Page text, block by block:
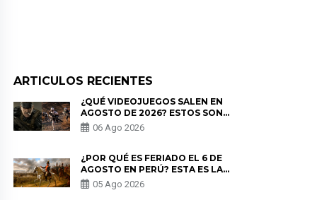
ARTICULOS RECIENTES
¿QUÉ VIDEOJUEGOS SALEN EN
AGOSTO DE 2026? ESTOS SON
LOS ESTRENOS MÁS ESPERADOS
06 Ago 2026
¿POR QUÉ ES FERIADO EL 6 DE
AGOSTO EN PERÚ? ESTA ES LA
HISTORIA
05 Ago 2026